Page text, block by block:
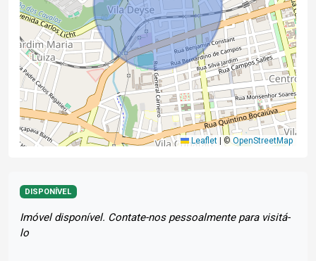
Leaflet ©OpenStreetMap
DISPONÍVEL
Imóvel disponível. Contate-nos pessoalmente para visitá-
lo